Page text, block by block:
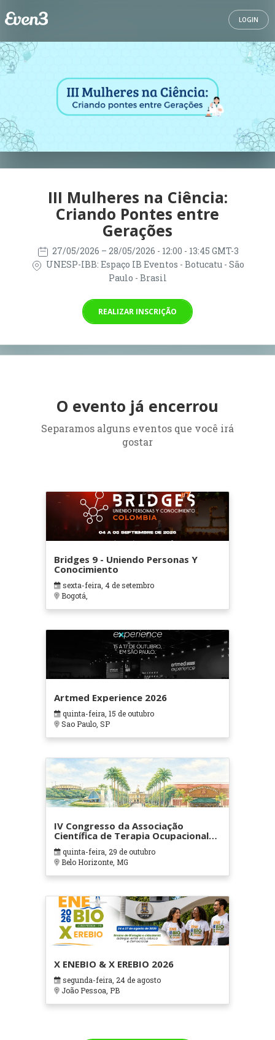
LOGIN
III Mulheres na Ciência:
Criando Pontes entre
Gerações
27/05/2026 – 28/05/2026 - 12:00 - 13:45 GMT-3
UNESP-IBB: Espaço IB Eventos - Botucatu - São
Paulo - Brasil
REALIZAR INSCRIÇÃO
O evento já encerrou
Separamos alguns eventos que você irá
gostar
Bridges 9 - Uniendo Personas Y
Conocimiento
sexta-feira, 4 de setembro
Bogotá,
Artmed Experience 2026
quinta-feira, 15 de outubro
Sao Paulo, SP
IV Congresso da Associação
Científica de Terapia Ocupacional
em Contextos Hospitalares e
Cuidados Paliativos - ATOHOSP
quinta-feira, 29 de outubro
Belo Horizonte, MG
X ENEBIO & X EREBIO 2026
segunda-feira, 24 de agosto
João Pessoa, PB